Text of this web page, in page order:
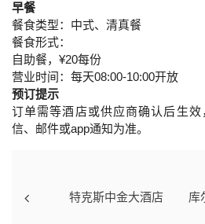
早餐
餐食类型：中式、清真餐
餐食形式：
自助餐，¥20每份
营业时间：每天08:00-10:00开放
预订提示
订单需等酒店或供应商确认后生
信、邮件或app通知为准。
特克斯中金大酒店 库